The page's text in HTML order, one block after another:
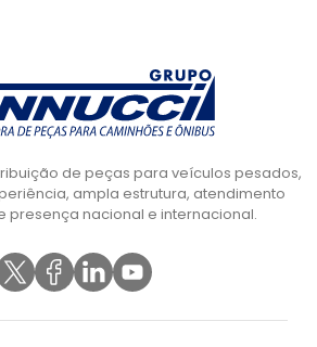
de peças para veículos pesados,
ampla estrutura, atendimento
presença nacional e internacional.